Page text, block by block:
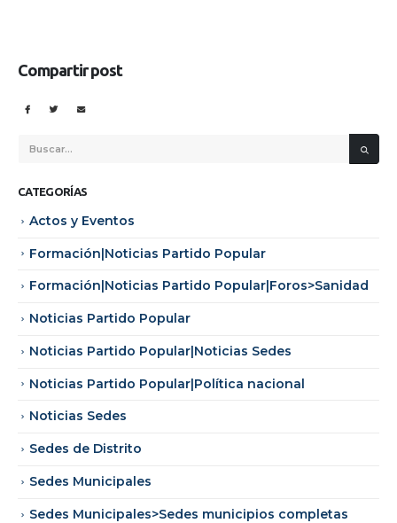
Compartir post
CATEGORÍAS
Actos y Eventos
Formación|Noticias Partido Popular
Formación|Noticias Partido Popular|Foros>Sanidad
Noticias Partido Popular
Noticias Partido Popular|Noticias Sedes
Noticias Partido Popular|Política nacional
Noticias Sedes
Sedes de Distrito
Sedes Municipales
Sedes Municipales>Sedes municipios completas